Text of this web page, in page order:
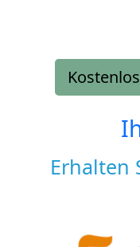
Erhalten